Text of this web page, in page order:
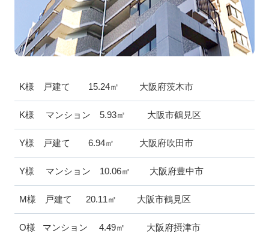
K様 戸建て 15.24㎡ 大阪府茨木市
K様 マンション 5.93㎡ 大阪市鶴見区
Y様 戸建て 6.94㎡ 大阪府吹田市
Y様 マンション 10.06㎡ 大阪府豊中市
M様 戸建て 20.11㎡ 大阪市鶴見区
O様 マンション 4.49㎡ 大阪府摂津市